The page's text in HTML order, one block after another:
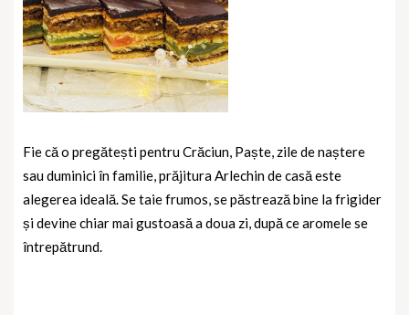
Fie că o pregătești pentru Crăciun, Paște, zile de naștere
sau duminici în familie,prăjitura Arlechin de casăeste
alegerea ideală. Se taie frumos, se păstrează bine la frigider
și devine chiar mai gustoasă a doua zi, după ce aromele se
întrepătrund.